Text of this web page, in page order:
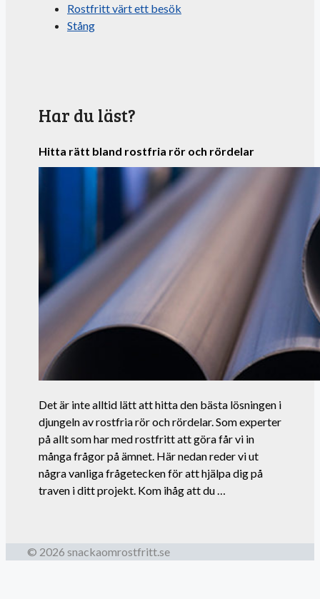
Rostfritt värt ett besök
Stång
Har du läst?
Hitta rätt bland rostfria rör och rördelar
Det är inte alltid lätt att hitta den bästa lösningen i
djungeln av rostfria rör och rördelar. Som experter
på allt som har med rostfritt att göra får vi in
många frågor på ämnet. Här nedan reder vi ut
några vanliga frågetecken för att hjälpa dig på
traven i ditt projekt. Kom ihåg att du …
© 2026 snackaomrostfritt.se